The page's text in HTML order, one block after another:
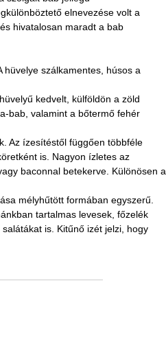
elnevezése volt a
hivatalosan maradt a bab
hüvelye szálkamentes, húsos a
kedvelt, külföldön a zöld
bab, valamint a bőtermő fehér
Az ízesítéstől függően többféle
is. Nagyon ízletes az
baconnal betekerve. Különösen a
mélyhűtött formában egyszerű.
tartalmas levesek, főzelék
is. Kitűnő izét jelzi, hogy